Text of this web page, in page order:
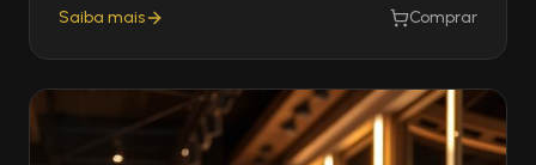
Saiba mais Comprar